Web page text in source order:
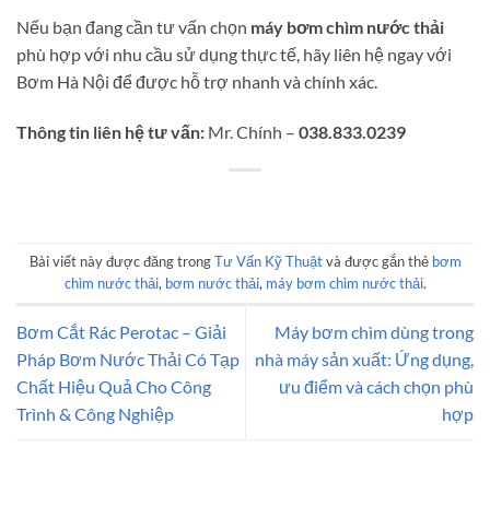
Nếu bạn đang cần tư vấn chọn máy bơm chìm nước thải
phù hợp với nhu cầu sử dụng thực tế, hãy liên hệ ngay với
Bơm Hà Nội để được hỗ trợ nhanh và chính xác.
Thông tin liên hệ tư vấn: Mr. Chính – 038.833.0239
Bài viết này được đăng trongTư Vấn Kỹ Thuậtvà được gắn thẻ bơm
chìm nước thải, bơm nước thải, máy bơm chìm nước thải.
Bơm Cắt Rác Perotac – Giải
Pháp Bơm Nước Thải Có Tạp
Chất Hiệu Quả Cho Công
Trình & Công Nghiệp
Máy bơm chìm dùng trong
nhà máy sản xuất: Ứng dụng,
ưu điểm và cách chọn phù
hợp